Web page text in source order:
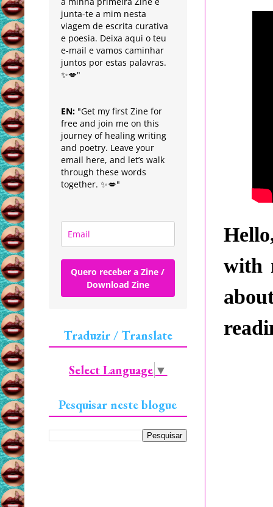
with
junta-te a mim nesta
viagem de escrita curativa
e poesia. Deixa aqui o teu
e-mail e vamos caminhar
juntos por estas palavras.
✨💋"
EN: "Get my first Zine for
free and join me on this
journey of healing writing
and poetry. Leave your
email here, and let’s walk
through these words
together. ✨💋"
Quero receber a Zine /
Download Zine
Traduzir / Translate
Select Language ▼
Pesquisar neste blogue